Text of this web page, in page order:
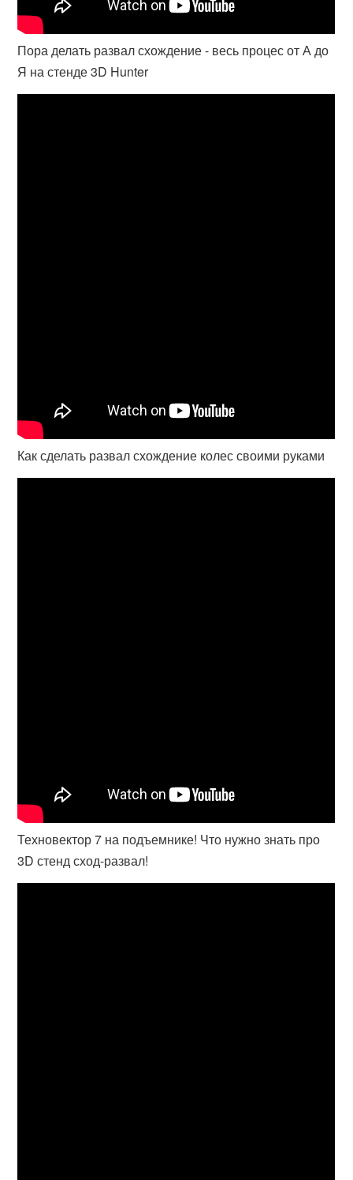
Пора делать развал схождение - весь процес от А до
Я на стенде 3D Hunter
Как сделать развал схождение колес своими руками
Техновектор 7 на подъемнике! Что нужно знать про
3D стенд сход-развал!